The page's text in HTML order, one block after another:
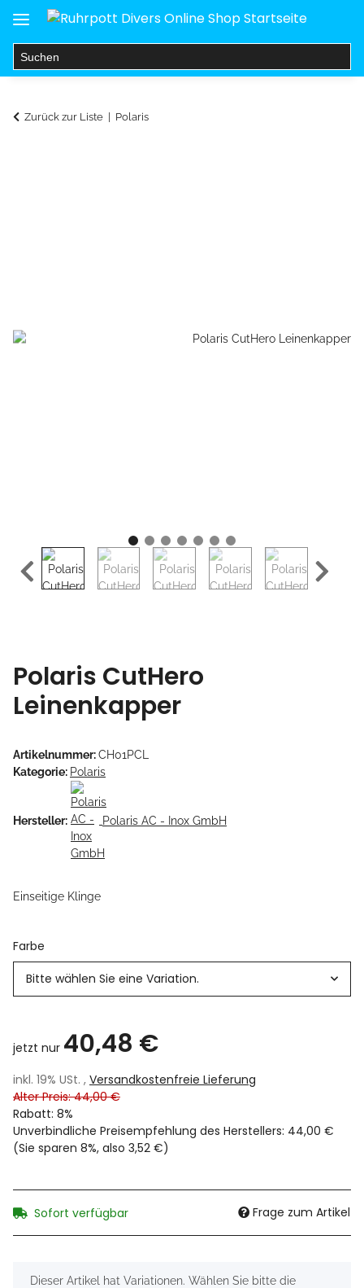
Zurück zur Liste Polaris
Polaris CutHero
Leinenkapper
Artikelnummer:CH01PCL
Kategorie: Polaris
Hersteller: Polaris AC - Inox GmbH
Einseitige Klinge
Farbe
Bitte wählen Sie eine Variation.
jetzt nur 40,48 €
inkl. 19% USt. , Versandkostenfreie Lieferung
Alter Preis: 44,00 €
Rabatt: 8%
Unverbindliche Preisempfehlung des Herstellers: 44,00 €
(Sie sparen 8%, also 3,52 €)
Sofort verfügbar Frage zum Artikel
xDieser Artikel hat Variationen. Wählen Sie bitte die